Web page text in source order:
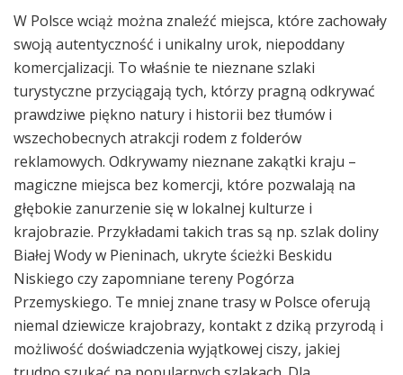
W Polsce wciąż można znaleźć miejsca, które zachowały
swoją autentyczność i unikalny urok, niepoddany
komercjalizacji. To właśnie te nieznane szlaki
turystyczne przyciągają tych, którzy pragną odkrywać
prawdziwe piękno natury i historii bez tłumów i
wszechobecnych atrakcji rodem z folderów
reklamowych. Odkrywamy nieznane zakątki kraju –
magiczne miejsca bez komercji, które pozwalają na
głębokie zanurzenie się w lokalnej kulturze i
krajobrazie. Przykładami takich tras są np. szlak doliny
Białej Wody w Pieninach, ukryte ścieżki Beskidu
Niskiego czy zapomniane tereny Pogórza
Przemyskiego. Te mniej znane trasy w Polsce oferują
niemal dziewicze krajobrazy, kontakt z dziką przyrodą i
możliwość doświadczenia wyjątkowej ciszy, jakiej